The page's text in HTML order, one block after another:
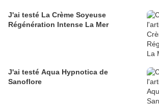
J'ai testé La Crème Soyeuse
Régénération Intense La Mer
J'ai testé Aqua Hypnotica de
Sanoflore